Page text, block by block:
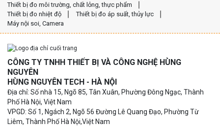
Thiết bị đo môi trường, chất lỏng, thực phẩm
Thiết bị đo nhiệt độ
Thiết bị đo áp suất, thủy lực
Máy nội soi, Camera
CÔNG TY TNHH THIẾT BỊ VÀ CÔNG NGHỆ HÙNG
NGUYÊN
HÙNG NGUYÊN TECH - HÀ NỘI
Địa chỉ: Số nhà 15, Ngõ 85, Tân Xuân, Phường Đông Ngạc, Thành
Phố Hà Nội, Việt Nam
VPGD: Số 1, Ngách 2, Ngõ 56 Đường Lê Quang Đạo, Phường Từ
Liêm, Thành Phố Hà Nội,Việt Nam